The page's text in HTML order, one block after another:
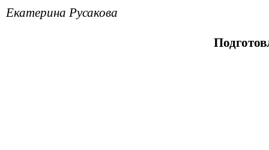
Екатерина Русакова